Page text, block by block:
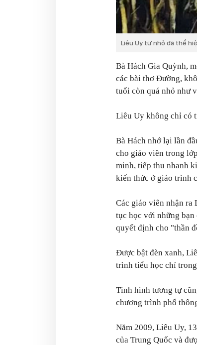
Liêu Uy từ nhỏ đã thể
Bà Hách Gia Quỳnh,
các bài thơ Đường,
tuổi còn quá nhỏ như
Liêu Uy không chỉ có
Bà Hách nhớ lại lần
cho giáo viên trong
minh, tiếp thu nhanh
kiến thức ở giáo trình
Các giáo viên nhận
tục học với những
quyết định cho "thần
Được bật đèn xanh,
trình tiểu học chỉ
Tình hình tương tự
chương trình phổ
Năm 2009, Liêu Uy,
của Trung Quốc và